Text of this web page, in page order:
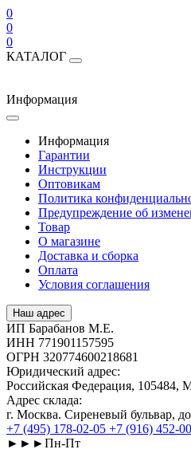
0
0
0
КАТАЛОГ
Информация
Информация
Гарантии
Инструкции
Оптовикам
Политика
Предупреждение об
Товар
О магазине
Доставка и сборка
Оплата
Условия соглашения
Наш адрес
ИП Барабанов М.Е.
ИНН 771901157595
ОГРН 320774600218681
Юридический адрес:
Российская Федерация,
Адрес склада:
г. Москва. Сиреневый бульвар,
+7 (495) 178-02-05 +7 (916) 452-
►►►Пн-Пт